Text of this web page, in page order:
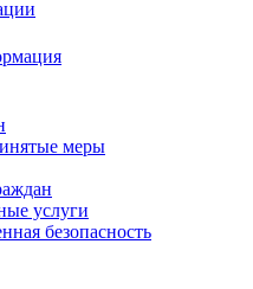
меры
услуги
безопасность